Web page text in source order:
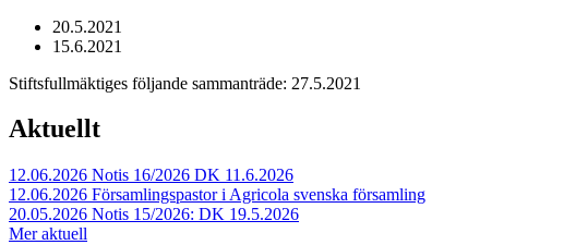
20.5.2021
15.6.2021
Stiftsfullmäktiges följande sammanträde: 27.5.2021
Aktuellt
12.06.2026 Notis 16/2026 DK 11.6.2026
12.06.2026 Församlingspastor i Agricola svenska församling
20.05.2026 Notis 15/2026: DK 19.5.2026
Mer aktuell